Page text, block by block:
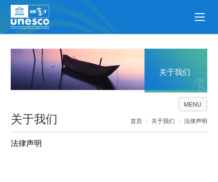
关于我们
关于我们 首页 关于我们 法律声明
MENU
法律声明